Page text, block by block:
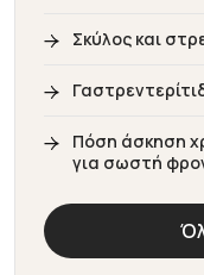
Σκύλος και
Πόση άσκηση
για σωστή